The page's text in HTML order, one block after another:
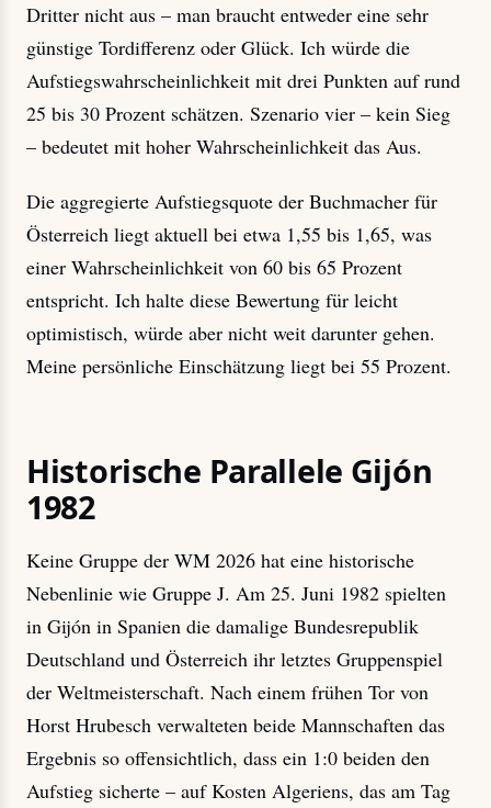
Dritter nicht aus – man braucht entweder eine sehr
günstige Tordifferenz oder Glück. Ich würde die
Aufstiegswahrscheinlichkeit mit drei Punkten auf rund
25 bis 30 Prozent schätzen. Szenario vier – kein Sieg
– bedeutet mit hoher Wahrscheinlichkeit das Aus.
Die aggregierte Aufstiegsquote der Buchmacher für
Österreich liegt aktuell bei etwa 1,55 bis 1,65, was
einer Wahrscheinlichkeit von 60 bis 65 Prozent
entspricht. Ich halte diese Bewertung für leicht
optimistisch, würde aber nicht weit darunter gehen.
Meine persönliche Einschätzung liegt bei 55 Prozent.
Historische Parallele Gijón
1982
Keine Gruppe der WM 2026 hat eine historische
Nebenlinie wie Gruppe J. Am 25. Juni 1982 spielten
in Gijón in Spanien die damalige Bundesrepublik
Deutschland und Österreich ihr letztes Gruppenspiel
der Weltmeisterschaft. Nach einem frühen Tor von
Horst Hrubesch verwalteten beide Mannschaften das
Ergebnis so offensichtlich, dass ein 1:0 beiden den
Aufstieg sicherte – auf Kosten Algeriens, das am Tag